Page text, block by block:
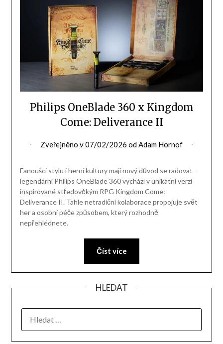
Philips OneBlade 360 x Kingdom
Come: Deliverance II
Zveřejněno v07/02/2026 odAdam Hornof
Fanoušci stylu i herní kultury mají nový důvod se radovat –
legendární Philips OneBlade 360 vychází v unikátní verzi
inspirované středověkým RPG Kingdom Come:
Deliverance II. Tahle netradiční kolaborace propojuje svět
her a osobní péče způsobem, který rozhodně
nepřehlédnete.
Číst více
HLEDAT